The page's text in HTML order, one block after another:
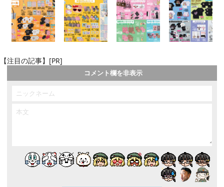
【注目の記事】[PR]
コメント欄を非表示